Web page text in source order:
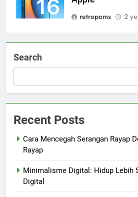
retropoms
2
Search
Recent Posts
Cara Mencegah Serangan Rayap
Rayap
Minimalisme Digital: Hidup Lebih
Digital